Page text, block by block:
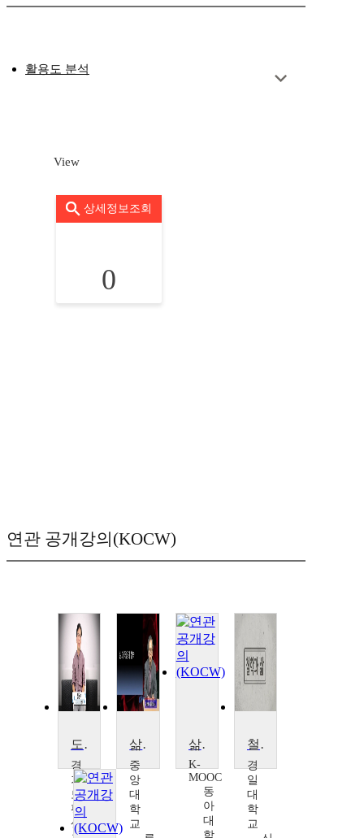
활용도 분석
View
상세정보조회
0
연관 공개강의(KOCW)
도시를 걷다. 오늘의 삶을 생각한다.
경
기
도
평
생
삶과 죽음의 철학
중
앙
대
학
교
삶을 버티게 하는 가치들
K-
MOOC
동
아
대
학
철학과 삶
경
일
대
학
교